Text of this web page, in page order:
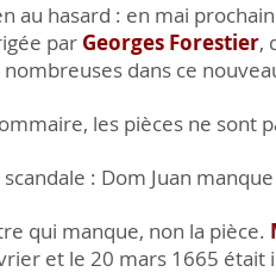
au hasard : en mai
par Georges Forestier,
dans ce
les pièces ne sont
: Dom Juan
qui manque, non la pièce.
et le 20 mars 1665 était